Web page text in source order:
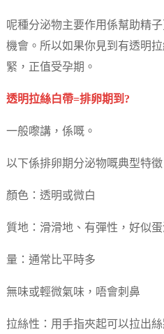
呢種分泌物主要作用係幫助精
機會。所以如果你見到有透明
緊，正值受孕期。
透明拉絲白帶=排卵期到?
一般嚟講，係嘅。
以下係排卵期分泌物嘅典型特徵
顏色：透明或微白
質地：滑滑地、有彈性，好似
量：通常比平時多
無味或輕微氣味，唔會刺鼻
拉絲性：用手指夾起可以拉出